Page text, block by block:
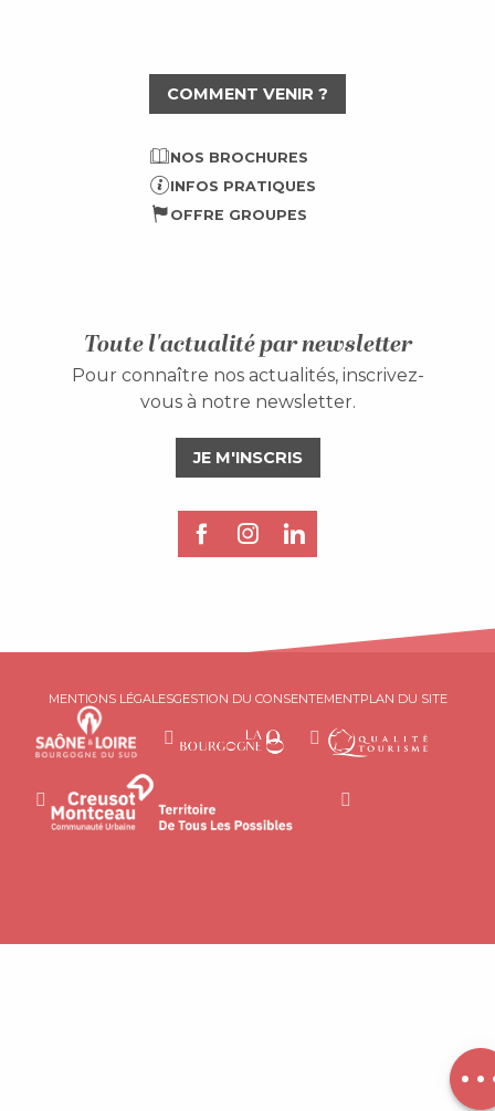
par email
COMMENT VENIR ?
NOS BROCHURES
INFOS PRATIQUES
OFFRE GROUPES
Toute l'actualité par newsletter
Pour connaître nos actualités, inscrivez-
vous à notre newsletter.
JE M'INSCRIS
MENTIONS LÉGALESGESTION DU CONSENTEMENTPLAN DU SITE